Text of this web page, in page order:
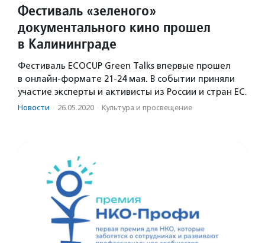
Фестиваль «зеленого»
документального кино прошел
в Калининграде
Фестиваль ECOCUP Green Talks впервые прошел
в онлайн-формате 21-24 мая. В событии приняли
участие эксперты и активисты из России и стран ЕС.
Новости · 26.05.2020 · Культура и просвещение